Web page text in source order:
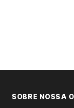
SOBRE NOSSA